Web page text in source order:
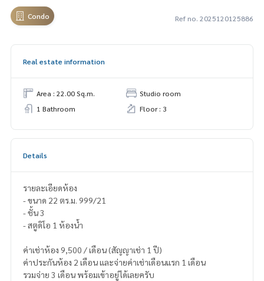
Condo Ref no. 2025120125886
Real estate information
Area : 22.00 Sq.m.
Studio room
1 Bathroom
Floor : 3
Details
รายละเอียดห้อง
- ขนาด 22 ตร.ม. 999/21
- ชั้น 3
- สตูดิโอ 1 ห้องน้ำ
ค่าเช่าห้อง 9,500 / เดือน (สัญญาเช่า 1 ปี)
ค่าประกันห้อง 2 เดือน และจ่ายค่าเช่าเดือนแรก 1 เดือน
รวมจ่าย 3 เดือน พร้อมเข้าอยู่ได้เลยครับ